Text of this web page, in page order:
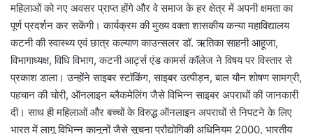
महिलाओं को नए अवसर प्राप्त होंगे और वे समाज के हर क्षेत्र में अपनी क्षमता का
पूर्ण प्रदर्शन कर सकेंगी। कार्यक्रम की मुख्य वक्ता शासकीय कन्‍या महाविद्यालय
कटनी की स्‍वास्‍थ्‍य एवं छात्र कल्‍याण काउन्‍सलर डॉ. ऋतिका साहनी आहूजा,
विभागाध्यक्ष, विधि विभाग, कटनी आर्ट्स एंड कामर्स कॉलेज ने विषय पर विस्तार से
प्रकाश डाला। उन्होंने साइबर स्टॉकिंग, साइबर उत्पीड़न, बाल यौन शोषण सामग्री,
पहचान की चोरी, ऑनलाइन ब्लैकमेलिंग जैसे विभिन्न साइबर अपराधों की जानकारी
दी। साथ ही महिलाओं और बच्चों के विरुद्ध ऑनलाइन अपराधों से निपटने के लिए
भारत में लागू विभिन्न कानूनों जैसे सूचना प्रौद्योगिकी अधिनियम 2000, भारतीय